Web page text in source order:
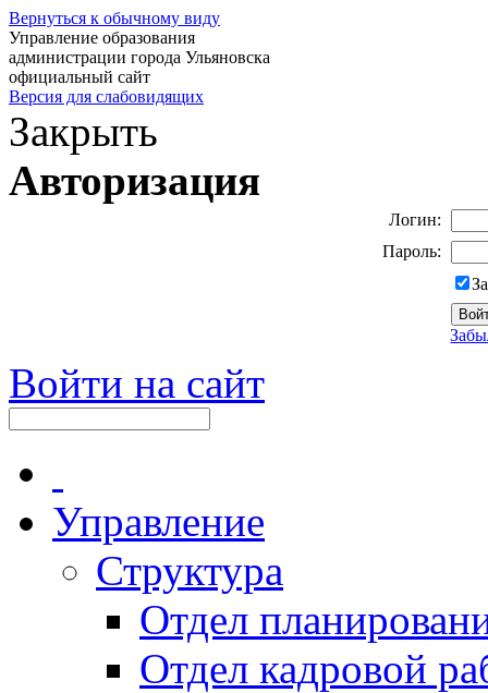
Вернуться к обычному виду
Управление образования
администрации города Ульяновска
официальный сайт
Версия для слабовидящих
Закрыть
Авторизация
Логин:
Пароль:
Войти на сайт
Управление
Структура
Отдел
Отдел кадровой